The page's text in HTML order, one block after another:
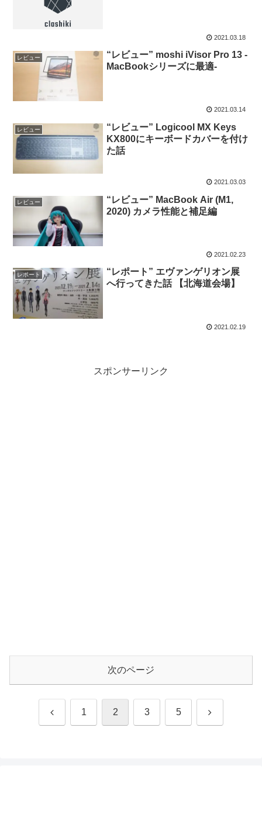
2021.03.18
レビュー
“レビュー” moshi iVisor Pro 13 -
MacBookシリーズに最適-
2021.03.14
レビュー
“レビュー” Logicool MX Keys
KX800にキーボードカバーを付け
た話
2021.03.03
レビュー
“レビュー” MacBook Air (M1,
2020) カメラ性能と補足編
2021.02.23
レポート
“レポート” エヴァンゲリオン展
へ行ってきた話 【北海道会場】
2021.02.19
スポンサーリンク
次のページ
前 1 2 3 5 次